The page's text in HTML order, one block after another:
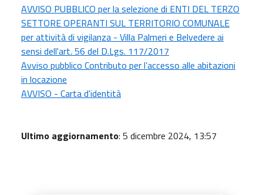
AVVISO PUBBLICO per la selezione di ENTI DEL TERZO
SETTORE OPERANTI SUL TERRITORIO COMUNALE
per attività di vigilanza - Villa Palmeri e Belvedere ai
sensi dell'art. 56 del D.Lgs. 117/2017
Avviso pubblico Contributo per l’accesso alle abitazioni
in locazione
AVVISO - Carta d'identità
Ultimo aggiornamento: 5 dicembre 2024, 13:57